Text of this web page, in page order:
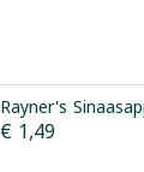
€ 1,49